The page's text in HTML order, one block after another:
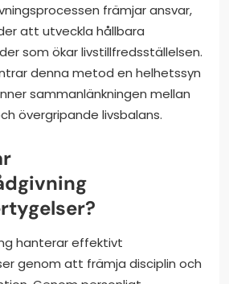
främjar ansvar,
att utveckla hållbara
som ökar livstillfredsställelsen.
denna metod en helhetssyn
sammanlänkningen mellan
övergripande livsbalans.
hanterar effektivt
genom att främja disciplin och